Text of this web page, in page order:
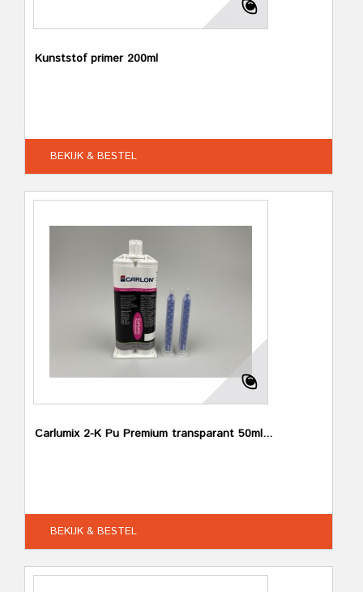
Kunststof primer 200ml
BEKIJK & BESTEL
Carlumix 2-K Pu Premium transparant 50ml...
BEKIJK & BESTEL